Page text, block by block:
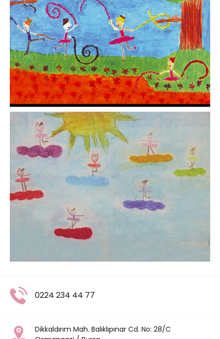
0224 234 44 77
Dikkaldırım Mah. Balıklıpınar Cd. No: 28/C